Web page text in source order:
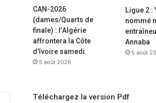
CAN-2026
(dames/Quarts de
finale) : l’Algérie
affrontera la Côte
d’Ivoire samedi
5 août 2026
Ligue 2 :
nommé
Annaba
5 août
Téléchargez la version Pdf